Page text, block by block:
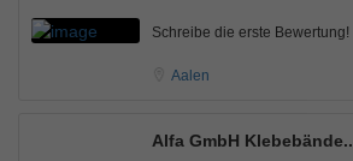
Schreibe die erste Bewertung!
Aalen
Alfa GmbH Klebebände..